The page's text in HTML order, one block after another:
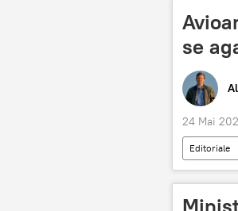
se
24 Mai
Editoriale